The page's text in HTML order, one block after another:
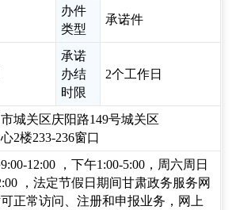
办件
类型
承诺件
承诺
办结
时限
2个工作日
城关区庆阳路149号城关区
2楼233-236窗口
12:00 ，下午1:00-5:00，周六周日
，法定节假日期间甘肃政务服务网
正常访问、注册和申报业务，网上